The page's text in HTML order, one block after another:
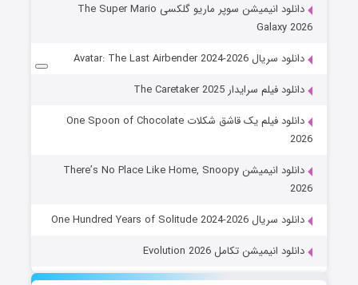
دانلود انیمیشن سوپر ماریو گلکسی The Super Mario
Galaxy 2026
دانلود سریال Avatar: The Last Airbender 2024-2026
دانلود فیلم سرایدار The Caretaker 2025
دانلود فیلم یک قاشق شکلات One Spoon of Chocolate
2026
دانلود انیمیشن There’s No Place Like Home, Snoopy
2026
دانلود سریال One Hundred Years of Solitude 2024-2026
دانلود انیمیشن تکامل Evolution 2026